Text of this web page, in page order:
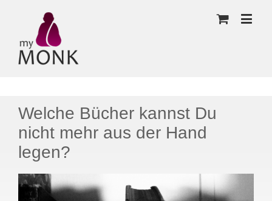
Welche Bücher kannst Du
nicht mehr aus der Hand
legen?